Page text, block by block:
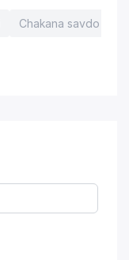
Chakana savdo